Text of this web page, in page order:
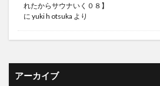
れたからサウナいく０８】
に yuki h otsuka より
アーカイブ